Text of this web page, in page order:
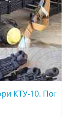
КТУ-10.